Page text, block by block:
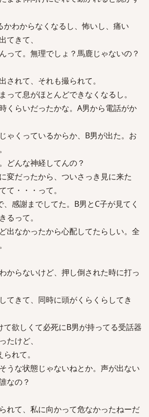
かわからなくなるし、怖いし、痛い
てきて、
って。無理でしょ？馬鹿じゃないの？
されて、それも撮られて。
って息がほとんどできなくなるし。
くらいだったかな。A男から電話がか
ゃくっているからか、B男が出た。お
どんな神経してんの？
変だったから、ついさっき見に来た
て・・・って。
感謝までしてた。B男とC子が見てく
るって。
出なかったから心配してたらしい。全
からないけど、押し倒された時に打っ
てきて、同時に頭がくらくらしてき
て欲しくて必死にB男が持ってる受話器
たけど、
れて。
うな状態じゃないねとか。声が出ない
なの？
れて、私に向かって危なかったねーだ